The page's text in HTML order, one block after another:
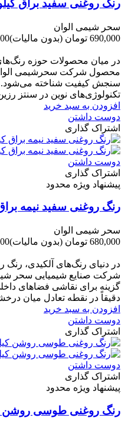
رنگ روغنی سفید براق
سحر شیمی الوان
690,000 تومان
(بدون مالیات)
در میان محصولات حوزه
محصول شرکت سحرشیمی
سنجش کیفیت شناخته می‌شود.
تکنولوژی‌های نوین در سنتز
افزودن به سبد خرید
دوست داشتن
اشتراک گذاری
دوست داشتن
اشتراک گذاری
پیشنهاد ویژه محدود
رنگ روغنی سفید نیمه
سحر شیمی الوان
680,000 تومان
(بدون مالیات)
در دنیای رنگ‌های آلکیدی،
شرکت صنایع شیمیایی سحر
گزینه برای نقاشی فضاهای
دقیقاً در نقطه تعادل میان
افزودن به سبد خرید
دوست داشتن
اشتراک گذاری
دوست داشتن
اشتراک گذاری
پیشنهاد ویژه محدود
رنگ روغنی طوسی روشن